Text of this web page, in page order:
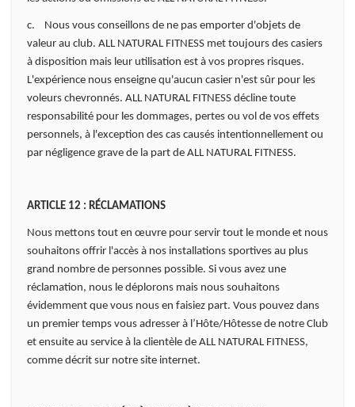
c. Nous vous conseillons de ne pas emporter d'objets de
valeur au club. ALL NATURAL FITNESS met toujours des casiers
à disposition mais leur utilisation est à vos propres risques.
L'expérience nous enseigne qu'aucun casier n'est sûr pour les
voleurs chevronnés. ALL NATURAL FITNESS décline toute
responsabilité pour les dommages, pertes ou vol de vos effets
personnels, à l'exception des cas causés intentionnellement ou
par négligence grave de la part de ALL NATURAL FITNESS.
ARTICLE 12 : RÉCLAMATIONS
Nous mettons tout en œuvre pour servir tout le monde et nous
souhaitons offrir l'accès à nos installations sportives au plus
grand nombre de personnes possible. Si vous avez une
réclamation, nous le déplorons mais nous souhaitons
évidemment que vous nous en faisiez part. Vous pouvez dans
un premier temps vous adresser à l’Hôte/Hôtesse de notre Club
et ensuite au service à la clientèle de ALL NATURAL FITNESS,
comme décrit sur notre site internet.